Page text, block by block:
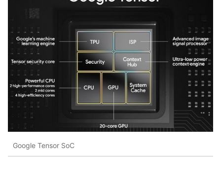
Google Tensor SoC